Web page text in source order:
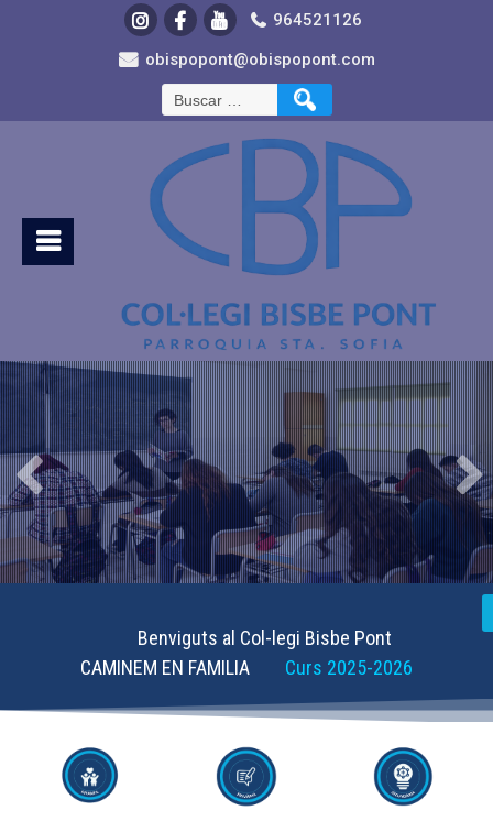
964521126
obispopont@obispopont.com
Benviguts al Col-legi Bisbe Pont
CAMINEM EN FAMILIA Curs 2025-2026